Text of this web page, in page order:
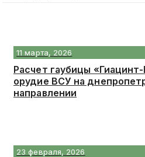
11 марта, 2026
Расчет гаубицы
орудие ВСУ на
направлении
23 февраля, 2026